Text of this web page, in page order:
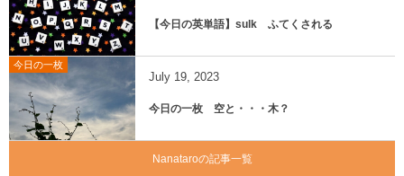
【今日の英単語】sulk ふてくされる
今日の一枚
July 19, 2023
今日の一枚 空と・・・木？
Nanataroの記事一覧